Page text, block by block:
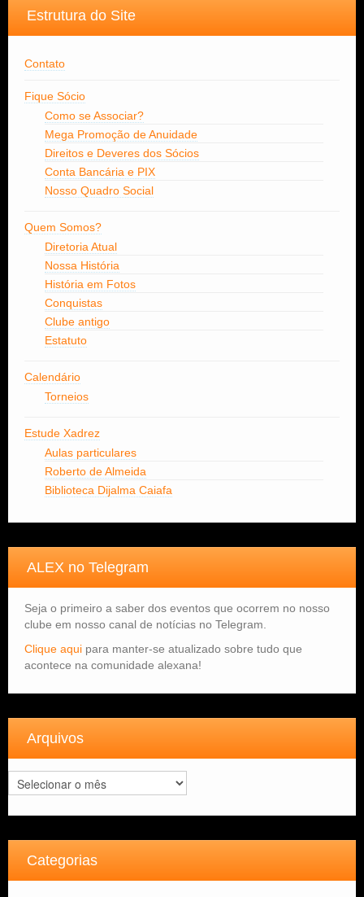
Estrutura do Site
Contato
Fique Sócio
Como se Associar?
Mega Promoção de Anuidade
Direitos e Deveres dos Sócios
Conta Bancária e PIX
Nosso Quadro Social
Quem Somos?
Diretoria Atual
Nossa História
História em Fotos
Conquistas
Clube antigo
Estatuto
Calendário
Torneios
Estude Xadrez
Aulas particulares
Roberto de Almeida
Biblioteca Dijalma Caiafa
ALEX no Telegram
Seja o primeiro a saber dos eventos que ocorrem no nosso
clube em nosso canal de notícias no Telegram.
Clique aqui para manter-se atualizado sobre tudo que
acontece na comunidade alexana!
Arquivos
Arquivos
Categorias